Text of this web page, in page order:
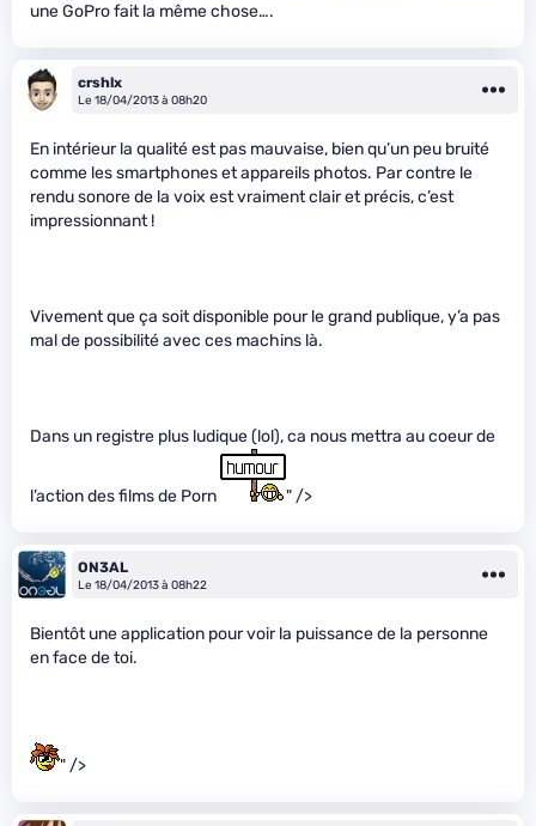
une GoPro fait la même chose….
crshlx
Le 18/04/2013 à 08h20
En intérieur la qualité est pas mauvaise, bien qu’un peu bruité
comme les smartphones et appareils photos. Par contre le
rendu sonore de la voix est vraiment clair et précis, c’est
impressionnant !
Vivement que ça soit disponible pour le grand publique, y’a pas
mal de possibilité avec ces machins là.
Dans un registre plus ludique (lol), ca nous mettra au coeur de
l’action des films de Porn " />
ON3AL
Le 18/04/2013 à 08h22
Bientôt une application pour voir la puissance de la personne
en face de toi.
" />